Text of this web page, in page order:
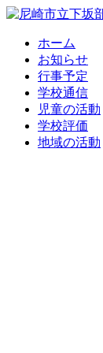
ホーム
お知らせ
行事予定
学校通信
児童の活動
学校評価
地域の活動